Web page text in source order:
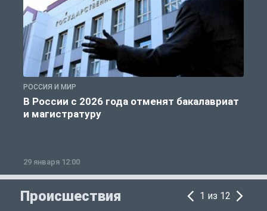
РОССИЯ И МИР
В России с 2026 года отменят бакалавриат
и магистратуру
29 января 12:00
Происшествия 1 из 12